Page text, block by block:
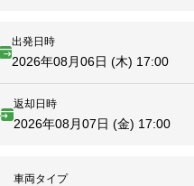
出発日時
2026年08月06日 (木) 17:00
返却日時
2026年08月07日 (金) 17:00
車両タイプ